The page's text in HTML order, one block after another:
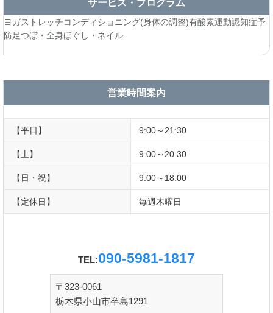
サービス・プログラム
ヨガストレッチコンディショニング(身体の調整)有酸素運動認知症予
防足つぼ・全身ほぐし・ネイル
営業時間案内
【平日】 9:00～21:30
【土】 9:00～20:30
【日・祝】 9:00～18:00
【定休日】 毎週木曜日
TEL:090-5981-1817
〒323-0061
栃木県小山市卒島1291